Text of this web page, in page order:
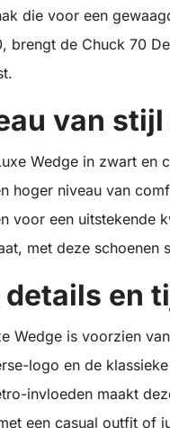
die voor een
brengt de Chuck 70
van
Wedge in zwart en
hoger niveau van
voor een uitstekende
met deze schoenen
en
Wedge is voorzien
logo en de
invloeden maakt
een casual outfit of